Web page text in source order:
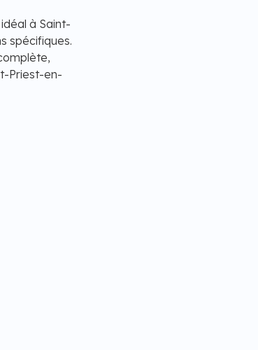
à Saint-
spécifiques.
Priest-en-